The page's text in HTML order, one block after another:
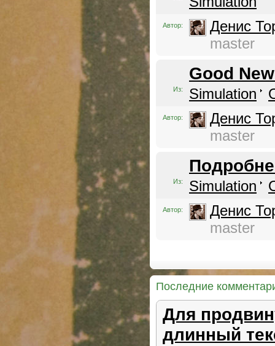
Автор:
Денис
master
Good
Из: Simulation
Автор:
Денис
master
Из: Simulation
Автор:
Денис
master
Последние
Для
длинный